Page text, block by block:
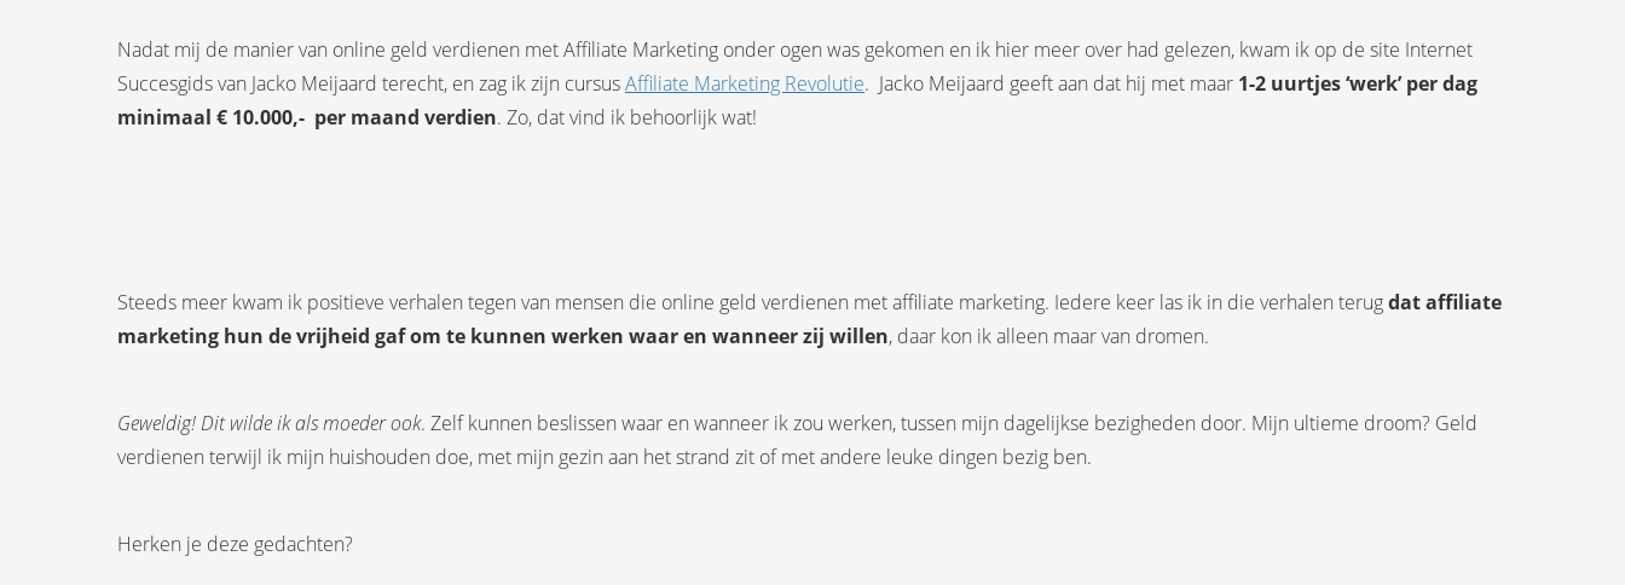
Nadat mij de manier van online geld verdienen met Affiliate Marketing onder ogen was gekomen en ik hier meer over had gelezen, kwam ik op de site Internet
Succesgids van Jacko Meijaard terecht, en zag ik zijn cursusAffiliate Marketing Revolutie. Jacko Meijaard geeft aan dat hij met maar 1-2 uurtjes ‘werk’ per dag
minimaal € 10.000,- per maand verdien. Zo, dat vind ik behoorlijk wat!
Steeds meer kwam ik positieve verhalen tegen van mensen die online geld verdienen met affiliate marketing. Iedere keer las ik in die verhalen terugdat affiliate
marketing hun de vrijheid gaf om te kunnen werken waar en wanneer zij willen, daar kon ik alleen maar van dromen.
Geweldig! Dit wilde ik als moeder ook. Zelf kunnen beslissen waar en wanneer ik zou werken, tussen mijn dagelijkse bezigheden door. Mijn ultieme droom? Geld
verdienen terwijl ik mijn huishouden doe, met mijn gezin aan het strand zit of met andere leuke dingen bezig ben.
Herken je deze gedachten?